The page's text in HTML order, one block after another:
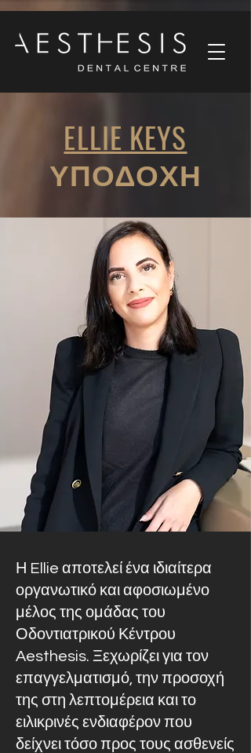
ELLIE KEYS
ΥΠΟΔΟΧΗ
Η Ellie αποτελεί ένα ιδιαίτερα
οργανωτικό και αφοσιωμένο
μέλος της ομάδας του
Οδοντιατρικού Κέντρου
Aesthesis. Ξεχωρίζει για τον
επαγγελματισμό, την προσοχή
της στη λεπτομέρεια και το
ειλικρινές ενδιαφέρον που
δείχνει τόσο προς τους ασθενείς